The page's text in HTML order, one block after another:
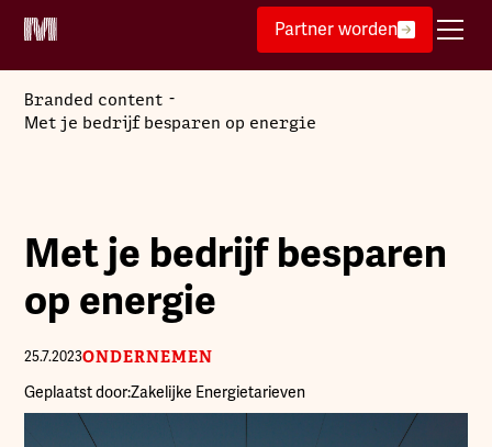
Partner worden
Branded content -
Met je bedrijf besparen op energie
Met je bedrijf besparen
op energie
25.7.2023ONDERNEMEN
Geplaatst door:Zakelijke Energietarieven